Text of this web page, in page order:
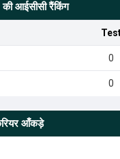
की आईसीसी रैंकिंग
0
0
आँकड़े